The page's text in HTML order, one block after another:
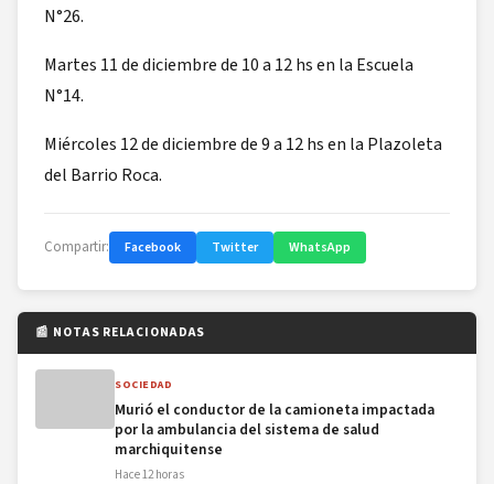
N°26.
Martes 11 de diciembre de 10 a 12 hs en la Escuela
N°14.
Miércoles 12 de diciembre de 9 a 12 hs en la Plazoleta
del Barrio Roca.
Compartir: Facebook Twitter WhatsApp
📰 NOTAS RELACIONADAS
SOCIEDAD
Murió el conductor de la camioneta impactada
por la ambulancia del sistema de salud
marchiquitense
Hace 12 horas